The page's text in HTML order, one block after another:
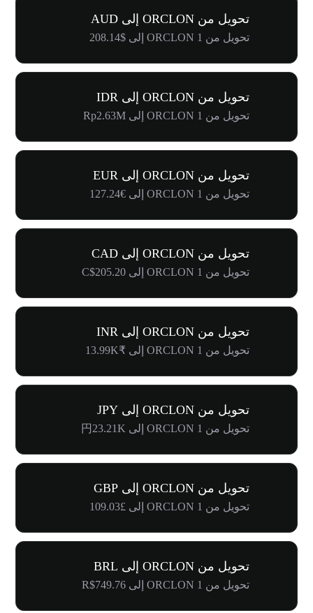
تحويل من ORCLON إلى AUD
تحويل من 1 ORCLON إلى $208.14
تحويل من ORCLON إلى IDR
تحويل من 1 ORCLON إلى Rp2.63M
تحويل من ORCLON إلى EUR
تحويل من 1 ORCLON إلى €127.24
تحويل من ORCLON إلى CAD
تحويل من 1 ORCLON إلى C$205.20
تحويل من ORCLON إلى INR
تحويل من 1 ORCLON إلى ₹13.99K
تحويل من ORCLON إلى JPY
تحويل من 1 ORCLON إلى 円23.21K
تحويل من ORCLON إلى GBP
تحويل من 1 ORCLON إلى £109.03
تحويل من ORCLON إلى BRL
تحويل من 1 ORCLON إلى R$749.76